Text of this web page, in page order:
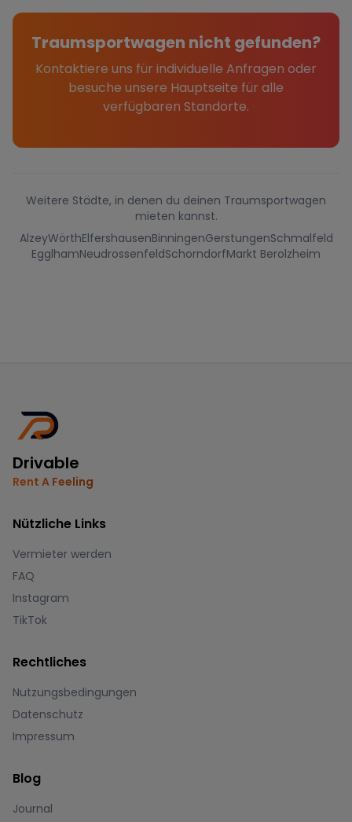
Traumsportwagen nicht gefunden?
Kontaktiere uns für individuelle Anfragen oder
besuche unsere Hauptseite für alle
verfügbaren Standorte.
Weitere Städte, in denen du deinen Traumsportwagen
mieten kannst.
AlzeyWörthElfershausenBinningenGerstungenSchmalfeld
EgglhamNeudrossenfeldSchorndorfMarkt Berolzheim
Drivable
Rent A Feeling
Nützliche Links
Vermieter werden
FAQ
Instagram
TikTok
Rechtliches
Nutzungsbedingungen
Datenschutz
Impressum
Blog
Journal